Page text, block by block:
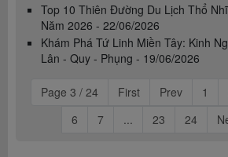
Top 10 Thiên Đường Du Lịch Thổ
Năm 2026 - 22/06/2026
Khám Phá Tứ Linh Miền Tây: Kinh
Lân - Quy - Phụng - 19/06/2026
Page 3 / 24 First Prev 1
6
7 ... 23 24